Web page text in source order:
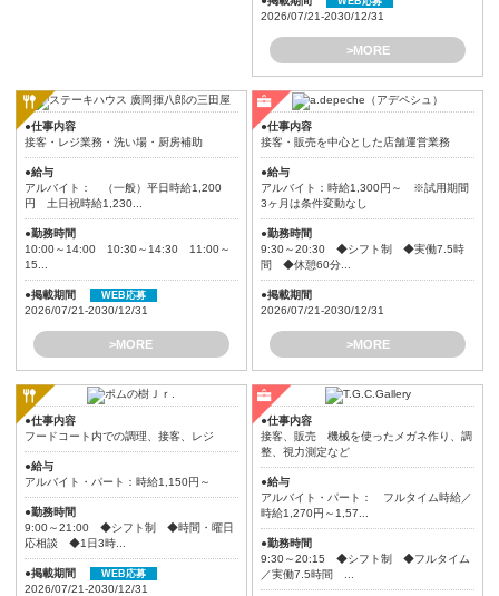
2026/07/21-2030/12/31
>MORE
●仕事内容
接客・レジ業務・洗い場・厨房補助
●給与
アルバイト： （一般）平日時給1,200
円 土日祝時給1,230...
●勤務時間
10:00～14:00 10:30～14:30 11:00～
15...
●掲載期間 WEB応募
2026/07/21-2030/12/31
>MORE
●仕事内容
接客・販売を中心とした店舗運営業務
●給与
アルバイト：時給1,300円～ ※試用期間
3ヶ月は条件変動なし
●勤務時間
9:30～20:30 ◆シフト制 ◆実働7.5時
間 ◆休憩60分...
●掲載期間
2026/07/21-2030/12/31
>MORE
●仕事内容
フードコート内での調理、接客、レジ
●給与
アルバイト・パート：時給1,150円～
●勤務時間
9:00～21:00 ◆シフト制 ◆時間・曜日
応相談 ◆1日3時...
●掲載期間 WEB応募
2026/07/21-2030/12/31
●仕事内容
接客、販売 機械を使ったメガネ作り、調
整、視力測定など
●給与
アルバイト・パート： フルタイム時給／
時給1,270円～1,57...
●勤務時間
9:30～20:15 ◆シフト制 ◆フルタイム
／実働7.5時間 ...